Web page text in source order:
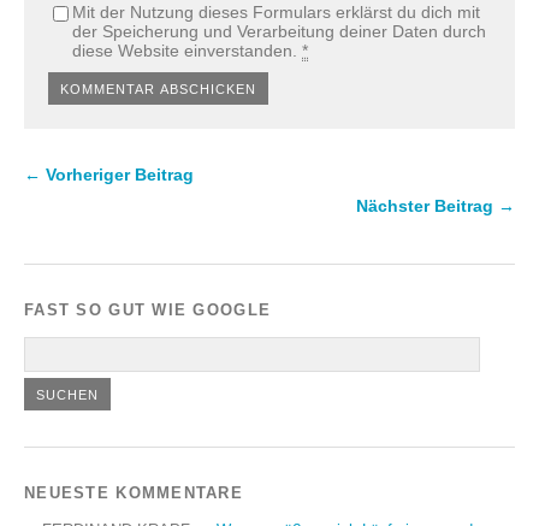
Mit der Nutzung dieses Formulars erklärst du dich mit
der Speicherung und Verarbeitung deiner Daten durch
diese Website einverstanden. *
← Vorheriger Beitrag
Nächster Beitrag →
FAST SO GUT WIE GOOGLE
NEUESTE KOMMENTARE